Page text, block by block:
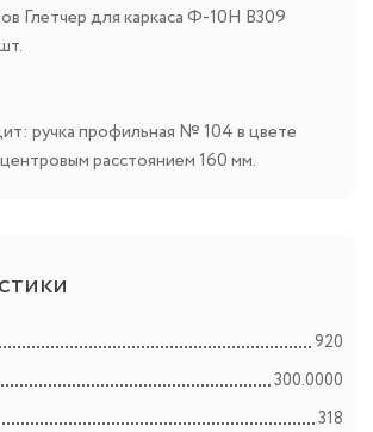
Глетчер для каркаса Ф-10Н В309
ручка профильная № 104 в цвете
расстоянием 160 мм.
920
300.0000
318